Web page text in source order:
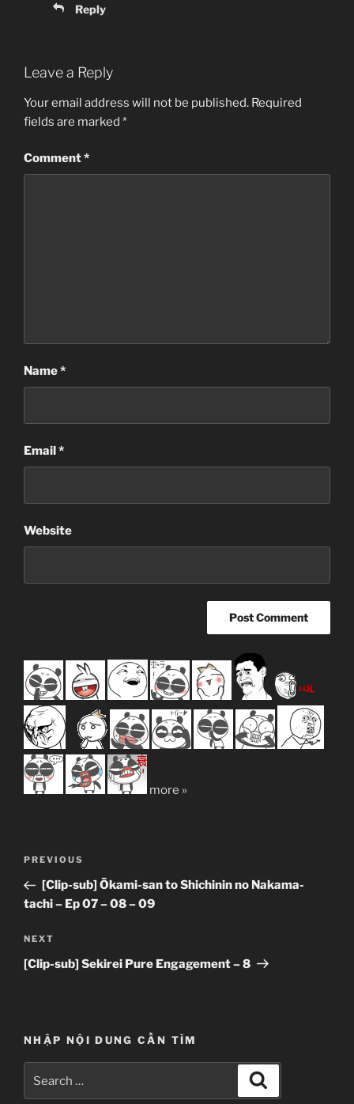
Reply
Leave a Reply
Your email address will not be published. Required
fields are marked *
Comment*
Name*
Email *
Website
more »
Previous
Post
PREVIOUS
[Clip-sub] Ōkami-san to Shichinin no Nakama-
tachi – Ep 07 – 08 – 09
Next
Post
NEXT
[Clip-sub] Sekirei Pure Engagement – 8
NHẬP NỘI DUNG CẦN TÌM